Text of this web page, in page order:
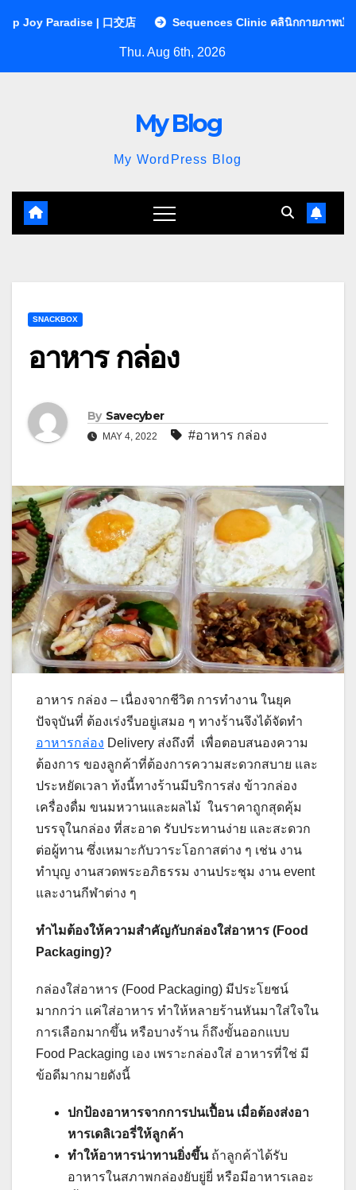
| 口交店 Sequences Clinic คลินิกกายภาพบำบัด | หมอนรองกร
Thu. Aug 6th, 2026
My Blog
My WordPress Blog
SNACKBOX
อาหาร กล่อง
By Savecyber
MAY 4, 2022 #อาหาร กล่อง
อาหาร กล่อง – เนื่องจากชีวิต การทำงาน ในยุค
ปัจจุบันที่ ต้องเร่งรีบอยู่เสมอ ๆ ทางร้านจึงได้จัดทำ
อาหารกล่อง Delivery ส่งถึงที่ เพื่อตอบสนองความ
ต้องการ ของลูกค้าที่ต้องการความสะดวกสบาย และ
ประหยัดเวลา ท้งนี้ทางร้านมีบริการส่ง ข้าวกล่อง
เครื่องดื่ม ขนมหวานและผลไม้ ในราคาถูกสุดคุ้ม
บรรจุในกล่อง ที่สะอาด รับประทานง่าย และสะดวก
ต่อผู้ทาน ซึ่งเหมาะกับวาระโอกาสต่าง ๆ เช่น งาน
ทำบุญ งานสวดพระอภิธรรม งานประชุม งาน event
และงานกีฬาต่าง ๆ
ทำไมต้องให้ความสำคัญกับกล่องใส่อาหาร (Food
Packaging)?
กล่องใส่อาหาร (Food Packaging) มีประโยชน์
มากกว่า แค่ใส่อาหาร ทำให้หลายร้านหันมาใส่ใจใน
การเลือกมากขึ้น หรือบางร้าน ก็ถึงขั้นออกแบบ
Food Packaging เอง เพราะกล่องใส่ อาหารที่ใช่ มี
ข้อดีมากมายดังนี้
ปกป้องอาหารจากการปนเปื้อน เมื่อต้องส่งอา
หารเดลิเวอรี่ให้ลูกค้า
ทำให้อาหารน่าทานยิ่งขึ้นถ้าลูกค้าได้รับ
อาหารในสภาพกล่องยับยู่ยี่ หรือมีอาหารเลอะ